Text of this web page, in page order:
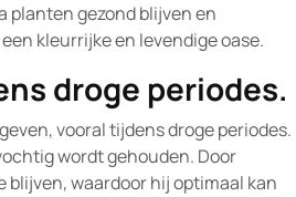
planten gezond blijven en
kleurrijke en levendige oase.
droge periodes.
vooral tijdens droge periodes.
wordt gehouden. Door
blijven, waardoor hij optimaal kan